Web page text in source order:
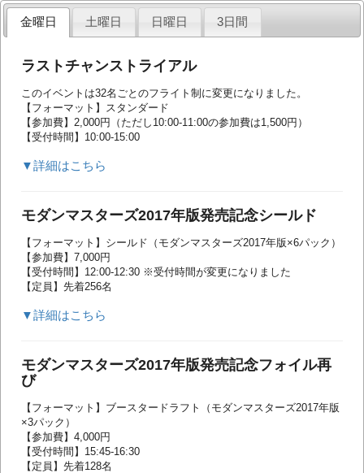
金曜日 土曜日 日曜日 3日間
ラストチャンストライアル
このイベントは32名ごとのフライト制に変更になりました。
【フォーマット】スタンダード
【参加費】2,000円（ただし10:00-11:00の参加費は1,500円）
【受付時間】10:00-15:00
▼詳細はこちら
モダンマスターズ2017年版発売記念シールド
【フォーマット】シールド（モダンマスターズ2017年版×6パック）
【参加費】7,000円
【受付時間】12:00-12:30 ※受付時間が変更になりました
【定員】先着256名
▼詳細はこちら
モダンマスターズ2017年版発売記念フォイル再
び
【フォーマット】ブースタードラフト（モダンマスターズ2017年版
×3パック）
【参加費】4,000円
【受付時間】15:45-16:30
【定員】先着128名